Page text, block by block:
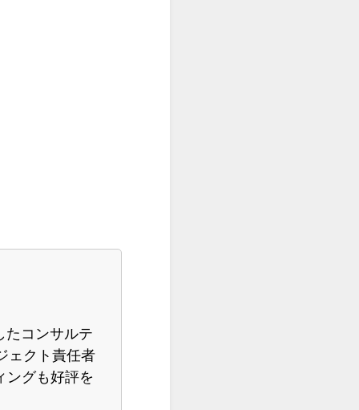
たコンサルテ
ェクト責任者
ングも好評を